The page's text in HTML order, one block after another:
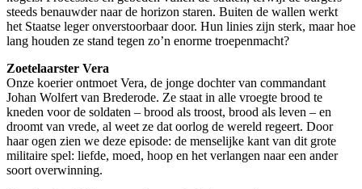
steeds benauwder naar de horizon staren. Buiten de wallen werkt
het Staatse leger onverstoorbaar door. Hun linies zijn sterk, maar hoe
lang houden ze stand tegen zo’n enorme troepenmacht?
Zoetelaarster Vera
Onze koerier ontmoet Vera, de jonge dochter van commandant
Johan Wolfert van Brederode. Ze staat in alle vroegte brood te
kneden voor de soldaten – brood als troost, brood als leven – en
droomt van vrede, al weet ze dat oorlog de wereld regeert. Door
haar ogen zien we deze episode: de menselijke kant van dit grote
militaire spel: liefde, moed, hoop en het verlangen naar een ander
soort overwinning.